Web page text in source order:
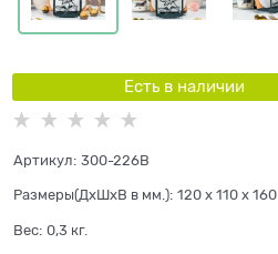
Есть в наличии
Артикул: 300-226B
Размеры(ДхШхВ в мм.): 120 x 110 x 160
Вес: 0,3 кг.